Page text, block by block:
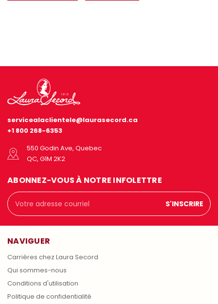
servicealaclientele@laurasecord.ca
+1 800 268-6353
550 Godin Ave, Quebec
QC, G1M 2K2
ABONNEZ-VOUS À NOTRE INFOLETTRE
Adresse
courriel
NAVIGUER
Carrières chez Laura Secord
Qui sommes-nous
Conditions d'utilisation
Politique de confidentialité